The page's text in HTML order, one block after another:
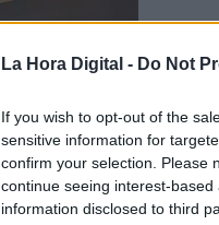
La Hora Digital - Do Not
If you wish to opt-out of the
sensitive information for
confirm your selection. Please
continue seeing interest-
information disclosed to third
Illa
Por